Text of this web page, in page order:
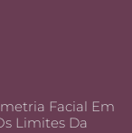
Facial Em
Limites Da